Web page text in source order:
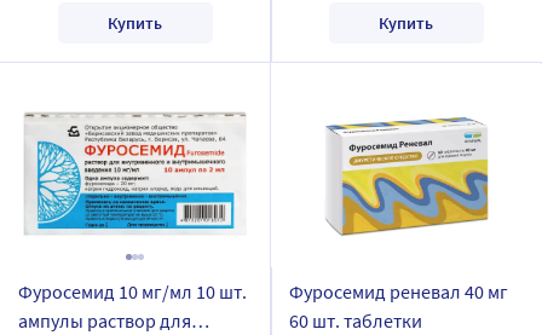
Купить Купить
Фуросемид 10 мг/мл 10 шт.
ампулы раствор для
Фуросемид реневал 40 мг
60 шт. таблетки